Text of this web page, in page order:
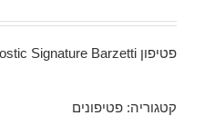
פטיפון Acostic Signature Barzetti
קטגוריה: פטיפונים